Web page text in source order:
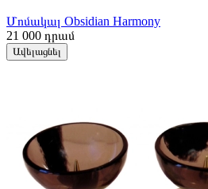
Մոմակալ Obsidian Harmony
21 000 դրամ
Ավելացնել